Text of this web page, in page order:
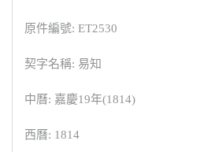
原件編號: ET2530
契字名稱: 易知
中曆: 嘉慶19年(1814)
西曆: 1814